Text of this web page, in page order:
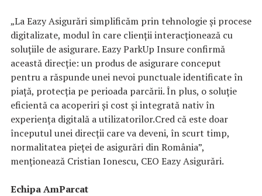
„La Eazy Asigurări simplificăm prin tehnologie și procese
digitalizate, modul în care clienții interacționează cu
soluțiile de asigurare. Eazy ParkUp Insure confirmă
această direcție: un produs de asigurare conceput
pentru a răspunde unei nevoi punctuale identificate în
piață, protecția pe perioada parcării. În plus, o soluție
eficientă ca acoperiri și cost și integrată nativ în
experiența digitală a utilizatorilor.Cred că este doar
începutul unei direcții care va deveni, în scurt timp,
normalitatea pieței de asigurări din România”,
menționează Cristian Ionescu, CEO Eazy Asigurări.
Echipa AmParcat